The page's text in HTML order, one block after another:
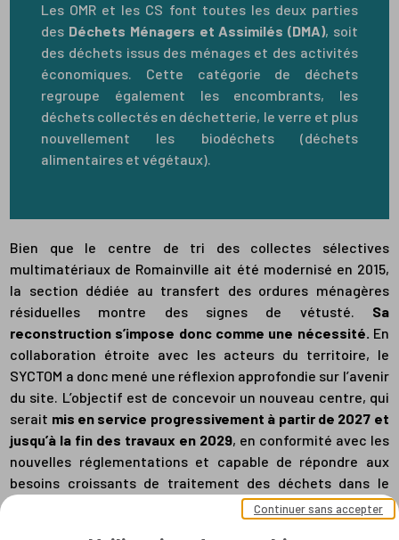
Les OMR et les CS font toutes les deux parties
des Déchets Ménagers et Assimilés(DMA), soit
des déchets issus des ménages et des activités
économiques. Cette catégorie de déchets
regroupe également les encombrants, les
déchets collectés en déchetterie, le verre et plus
nouvellement les biodéchets (déchets
alimentaires et végétaux).
Bien que le centre de tri des collectes sélectives
multimatériaux de Romainville ait été modernisé en 2015,
la section dédiée au transfert des ordures ménagères
résiduelles montre des signes de vétusté. Sa
reconstruction s’impose donc comme une nécessité. En
collaboration étroite avec les acteurs du territoire, le
SYCTOM a donc mené une réflexion approfondie sur l’avenir
du site. L’objectif est de concevoir un nouveau centre, qui
serait mis en service progressivement à partir de 2027 et
jusqu’à la fin des travaux en 2029, en conformité avec les
nouvelles réglementations et capable de répondre aux
besoins croissants de traitement des déchets dans le
Continuer sans accepter